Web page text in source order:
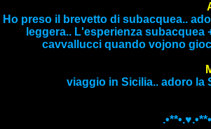
Ho preso il brevetto di subacquea..
leggera.. L'esperienza
cavvallucci quando vojono
viaggio in Sicilia.. adoro la